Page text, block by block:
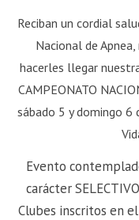
Reciban un cordial
Nacional de
hacerles llegar
CAMPEONATO
sábado 5 y domingo 6
Evento
carácter
Clubes inscritos en